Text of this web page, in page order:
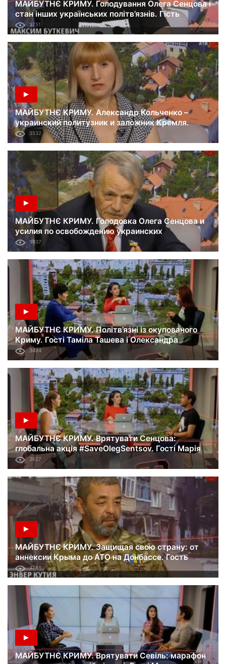
МАЙБУТНЄ КРИМУ. Голодування Олега Сенцова і
стан інших українських політв’язнів. Гість
Максим Буткевич. 16.06.18
3751
МАЙБУТНЄ КРИМУ. Александр Кольченко –
украинский политузник и заложник Кремля.
Гость Лариса Кольченко. 09.06.18
3532
МАЙБУТНЄ КРИМУ. Голодовка Олега Сенцова и
усилия по освобождению украинских
политузников. Гость Мустафа Джемилев.
09.06.18
3937
МАЙБУТНЄ КРИМУ. Політв’язні із окупованого
Криму. Гості Таміла Ташева і Олександра
Єфименко. 02.06.18
3484
МАЙБУТНЄ КРИМУ. Врятувати Сенцова:
глобальна акція #SaveOlegSentsov. Гості Марія
Томак і Євген Черніков. 02.06.18
3627
МАЙБУТНЄ КРИМУ. Защищая свою страну: от
аннексии Крыма до АТО на Донбассе. Гость
Энвер Кутия. 26.05.18
4786
МАЙБУТНЄ КРИМУ. Врятувати Севіль: марафон